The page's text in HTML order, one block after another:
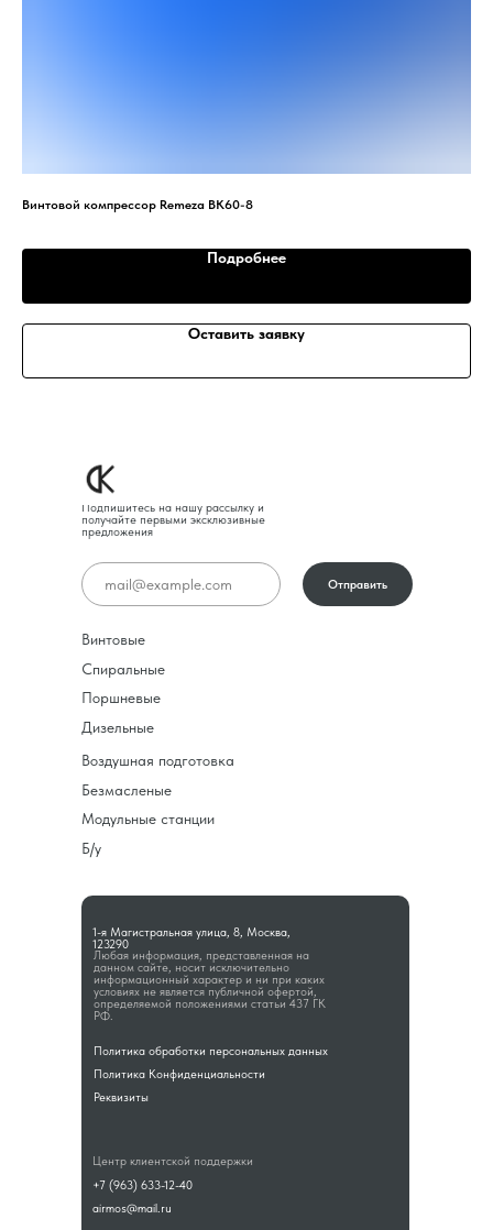
Винтовой компрессор Remeza ВК60-8
Подробнее
Оставить заявку
Любая информация, представленная на
данном сайте, носит исключительно
информационный характер и ни при каких
условиях не является публичной офертой,
определяемой положениями статьи 437 ГК
РФ.
1-я Магистральная улица, 8, Москва,
123290
Подпишитесь на нашу рассылку и
получайте первыми эксклюзивные
предложения
Винтовые
Спиральные
Поршневые
Дизельные
Воздушная подготовка
Безмасленые
Модульные станции
Б/у
Политика обработки персональных данных
Политика Конфиденциальности
Реквизиты
Центр клиентской поддержки
+7 (963) 633-12-40
airmos@mail.ru
Отправить